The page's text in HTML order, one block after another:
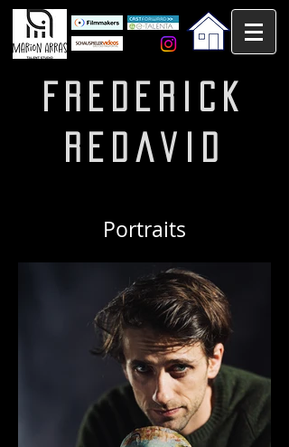
Frederick
Redavid
Portraits